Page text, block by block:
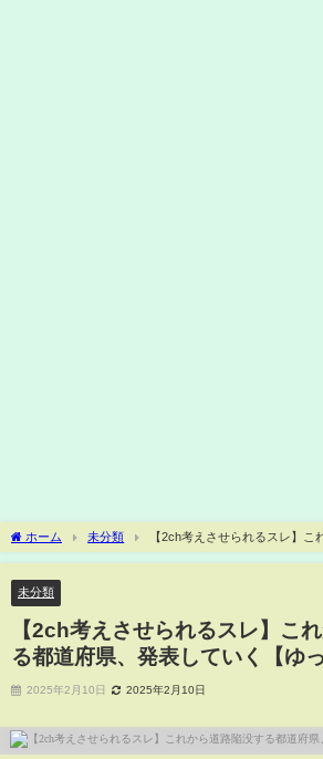
ホーム 未分類
【2ch考えさせられるスレ】
県、発表していく【ゆっくり解説】
未分類
【2ch考えさせられるスレ】こ
る都道府県、発表していく【ゆ
2025年2月10日 2025年2月10日